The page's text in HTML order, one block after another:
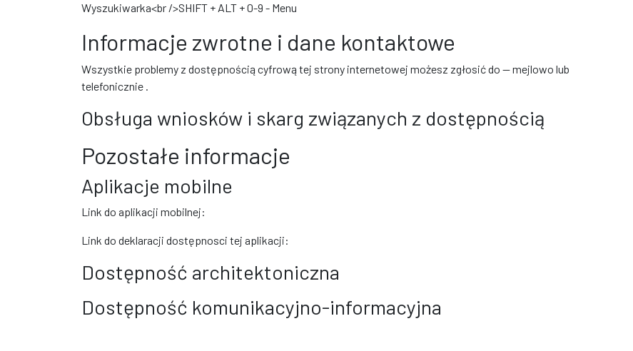
Wyszukiwarka<br />SHIFT + ALT + 0-9 - Menu
Informacje zwrotne i dane kontaktowe
Wszystkie problemy z dostępnością cyfrową tej strony internetowej możesz zgłosić do — mejlowo lub
telefonicznie .
Obsługa wniosków i skarg związanych z dostępnością
Pozostałe informacje
Aplikacje mobilne
Link do aplikacji mobilnej:
Link do deklaracji dostępnosci tej aplikacji:
Dostępność architektoniczna
Dostępność komunikacyjno-informacyjna